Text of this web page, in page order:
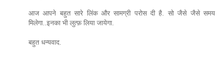
आज आपने बहुत सारे लिंक और सामग्री परोस दी है. सो जैसे जैसे समय
मिलेगा..इनका भी लुत्फ़ लिया जायेगा.
बहुत धन्यवाद.